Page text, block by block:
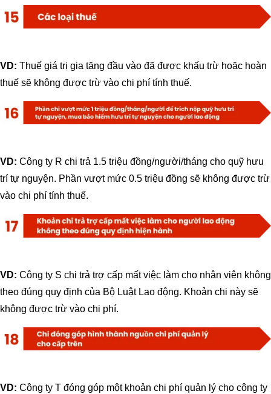
VD: Thuế giá trị gia tăng đầu vào đã được khấu trừ hoặc hoàn
thuế sẽ không được trừ vào chi phí tính thuế.
VD: Công ty R chi trả 1.5 triệu đồng/người/tháng cho quỹ hưu
trí tự nguyện. Phần vượt mức 0.5 triệu đồng sẽ không được trừ
vào chi phí tính thuế.
VD: Công ty S chi trả trợ cấp mất việc làm cho nhân viên không
theo đúng quy định của Bộ Luật Lao động. Khoản chi này sẽ
không được trừ vào chi phí.
VD: Công ty T đóng góp một khoản chi phí quản lý cho công ty